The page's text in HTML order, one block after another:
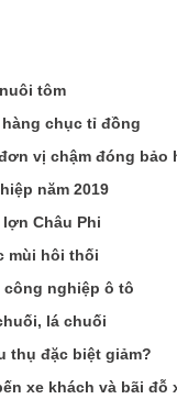
tôm
chục tỉ đồng
vị chậm đóng
năm 2019
Châu Phi
mùi hôi thối
nghiệp ô tô
lá chuối
thụ đặc biệt giảm?
xe khách và bãi đỗ